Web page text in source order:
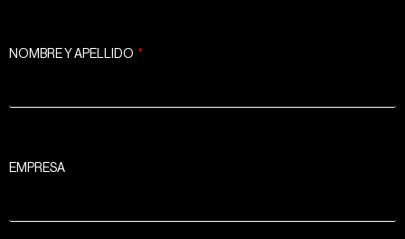
NOMBRE Y APELLIDO
EMPRESA